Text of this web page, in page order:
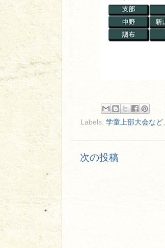
Labels: 学童上部大会など,
次の投稿